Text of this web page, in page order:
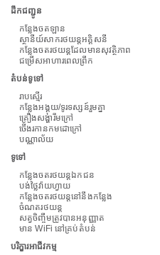
ដឹកជញ្ជូន
កន្លែង​ចត​ឡាន
ស្ថានីយ៍សាករថយន្តអគ្គិសនី
កន្លែងចតរថយន្តដែលមានសុវត្ថិភាព
ជម្រើសអាហារពេលព្រឹក
តំបន់ទូទៅ
រាបស្មើរ
កន្លែងអង្គុយ/ទូរទស្សន៍រួមគ្នា
គ្រឿងសង្ហារឹមក្រៅ
ចើងរកានកមដោក្រៅ
បណ្ណាល័យ
ទូទៅ
កន្លែងចតរថយន្តឯកជន
បង់ថ្លៃវ៉ាយហ្វាយ
កន្លែងចតរថយន្តនៅនឹងកន្លែង
ចំណតរថយន្ត
សត្វចិញ្ចឹមត្រូវបានអនុញ្ញាត
មាន WiFi នៅគ្រប់តំបន់
បរិក្ខារអាជីវកម្ម